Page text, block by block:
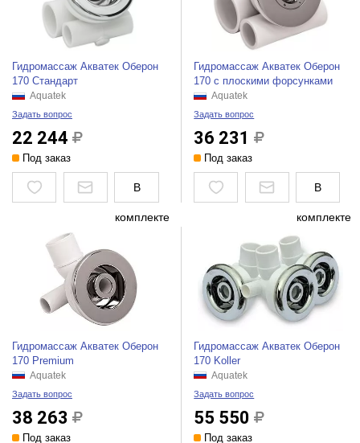
Гидромассаж Акватек Оберон
170 Стандарт
Aquatek
Задать вопрос
22 244
Под заказ
В
комплекте
Гидромассаж Акватек Оберон
170 с плоскими форсунками
Aquatek
Задать вопрос
36 231
Под заказ
В
комплекте
Гидромассаж Акватек Оберон
170 Premium
Aquatek
Задать вопрос
38 263
Под заказ
Гидромассаж Акватек Оберон
170 Koller
Aquatek
Задать вопрос
55 550
Под заказ